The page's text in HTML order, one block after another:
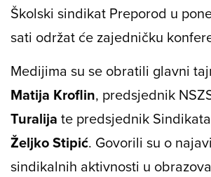
Školski sindikat Preporod u
sati održat će zajedničku
Medijima su se obratili glavni
Matija Kroflin, predsjednik
Turalija te predsjednik
Željko Stipić. Govorili su o
sindikalnih aktivnosti u